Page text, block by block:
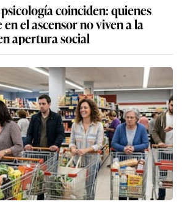
coinciden: quienes
el ascensor no viven a la
apertura social